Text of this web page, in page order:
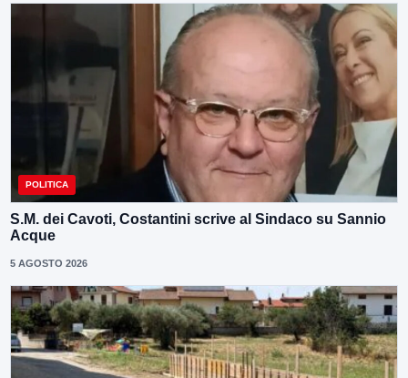
POLITICA
S.M. dei Cavoti, Costantini scrive al Sindaco su Sannio
Acque
5 AGOSTO 2026